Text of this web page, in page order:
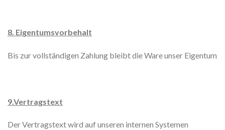
8. Eigentumsvorbehalt
Bis zur vollständigen Zahlung bleibt die Ware unser Eigentum
9.Vertragstext
Der Vertragstext wird auf unseren internen Systemen